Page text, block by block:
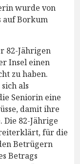
wurde von
auf Borkum
82-Jährigen
Insel einen
zu haben.
als
Seniorin eine
damit ihre
Die 82-Jährige
für die
Betrügern
Betrags